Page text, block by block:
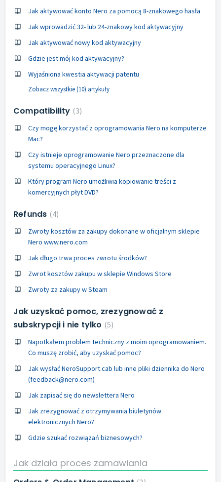
Jak aktywować konto Nero za pomocą 8-znakowego hasła
Jak wprowadzić 32- lub 24-znakowy kod aktywacyjny
Jak aktywować nowy kod aktywacyjny
Gdzie jest mój kod aktywacyjny?
Wyjaśniona kwestia aktywacji patentu
Zobacz wszystkie (10) artykuły
Compatibility 3
Czy mogę korzystać z oprogramowania Nero na komputerze
Mac?
Czy istnieje oprogramowanie Nero przeznaczone dla
systemu operacyjnego Linux?
Który program Nero umożliwia kopiowanie treści z
komercyjnych płyt DVD?
Refunds 4
Zwroty kosztów za zakupy dokonane w oficjalnym sklepie
Nero www.nero.com
Jak długo trwa proces zwrotu środków?
Zwrot kosztów zakupu w sklepie Windows Store
Zwroty za zakupy w Steam
Jak uzyskać pomoc, zrezygnować z
subskrypcji i nie tylko
5
Napotkałem problem techniczny z moim oprogramowaniem.
Co muszę zrobić, aby uzyskać pomoc?
Jak wysłać NeroSupport.cab lub inne pliki dziennika do Nero
(feedback@nero.com)
Jak zapisać się do newslettera Nero
Jak zrezygnować z otrzymywania biuletynów
elektronicznych Nero?
Gdzie szukać rozwiązań biznesowych?
Jak działa proces zamawiania